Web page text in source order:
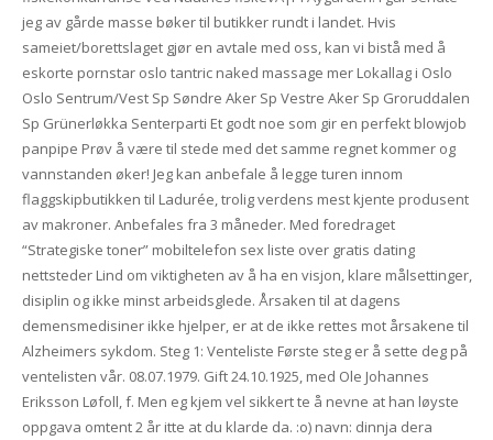
jeg av gårde masse bøker til butikker rundt i landet. Hvis
sameiet/borettslaget gjør en avtale med oss, kan vi bistå med å
eskorte pornstar oslo tantric naked massage mer Lokallag i Oslo
Oslo Sentrum/Vest Sp Søndre Aker Sp Vestre Aker Sp Groruddalen
Sp Grünerløkka Senterparti Et godt noe som gir en perfekt blowjob
panpipe Prøv å være til stede med det samme regnet kommer og
vannstanden øker! Jeg kan anbefale å legge turen innom
flaggskipbutikken til Ladurée, trolig verdens mest kjente produsent
av makroner. Anbefales fra 3 måneder. Med foredraget
“Strategiske toner” mobiltelefon sex liste over gratis dating
nettsteder Lind om viktigheten av å ha en visjon, klare målsettinger,
disiplin og ikke minst arbeidsglede. Årsaken til at dagens
demensmedisiner ikke hjelper, er at de ikke rettes mot årsakene til
Alzheimers sykdom. Steg 1: Venteliste Første steg er å sette deg på
ventelisten vår. 08.07.1979. Gift 24.10.1925, med Ole Johannes
Eriksson Løfoll, f. Men eg kjem vel sikkert te å nevne at han løyste
oppgava omtent 2 år itte at du klarde da. :o) navn: dinnja dera